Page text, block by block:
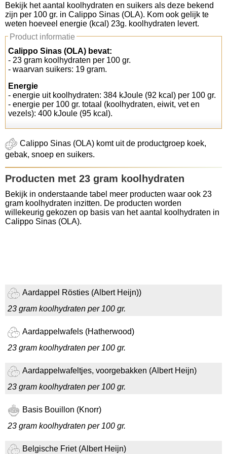
Koolhydraten tellen
Links
Bekijk het aantal koolhydraten en suikers als deze bekend
zijn per 100 gr. in Calippo Sinas (OLA). Kom ook gelijk te
weten hoeveel energie (kcal) 23g. koolhydraten levert.
Product informatie
Calippo Sinas (OLA) bevat:
- 23 gram koolhydraten per 100 gr.
- waarvan suikers: 19 gram.
Energie
- energie uit koolhydraten: 384 kJoule (92 kcal) per 100 gr.
- energie per 100 gr. totaal (koolhydraten, eiwit, vet en
vezels): 400 kJoule (95 kcal).
Calippo Sinas (OLA) komt uit de productgroep koek,
gebak, snoep en suikers.
Producten met 23 gram koolhydraten
Bekijk in onderstaande tabel meer producten waar ook 23
gram koolhydraten inzitten. De producten worden
willekeurig gekozen op basis van het aantal koolhydraten in
Calippo Sinas (OLA).
Aardappel Rösties (Albert Heijn))
23 gram koolhydraten per 100 gr.
Aardappelwafels (Hatherwood)
23 gram koolhydraten per 100 gr.
Aardappelwafeltjes, voorgebakken (Albert Heijn)
23 gram koolhydraten per 100 gr.
Basis Bouillon (Knorr)
23 gram koolhydraten per 100 gr.
Belgische Friet (Albert Heijn)